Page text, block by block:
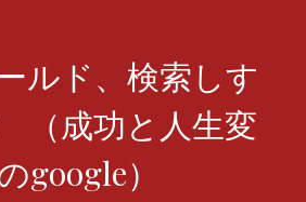
ルド、検索しす
（成功と人生変
google）